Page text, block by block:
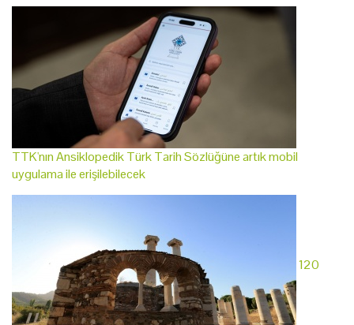
TTK'nın Ansiklopedik Türk Tarih Sözlüğüne artık mobil
uygulama ile erişilebilecek
120